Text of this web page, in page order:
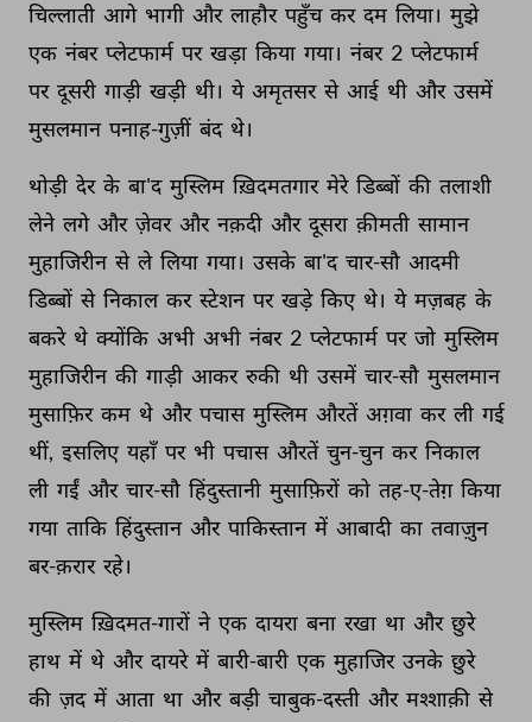
चिल्लाती आगे भागी और लाहौर पहुँच कर दम लिया। मुझे
एक नंबर प्लेटफार्म पर खड़ा किया गया। नंबर 2 प्लेटफार्म
पर दूसरी गाड़ी खड़ी थी। ये अमृतसर से आई थी और उसमें
मुसलमान पनाह-गुज़ीं बंद थे।
थोड़ी देर के बा'द मुस्लिम ख़िदमतगार मेरे डिब्बों की तलाशी
लेने लगे और ज़ेवर और नक़दी और दूसरा क़ीमती सामान
मुहाजिरीन से ले लिया गया। उसके बा'द चार-सौ आदमी
डिब्बों से निकाल कर स्टेशन पर खड़े किए थे। ये मज़बह के
बकरे थे क्योंकि अभी अभी नंबर 2 प्लेटफार्म पर जो मुस्लिम
मुहाजिरीन की गाड़ी आकर रुकी थी उसमें चार-सौ मुसलमान
मुसाफ़िर कम थे और पचास मुस्लिम औरतें अग़वा कर ली गई
थीं, इसलिए यहाँ पर भी पचास औरतें चुन-चुन कर निकाल
ली गईं और चार-सौ हिंदुस्तानी मुसाफ़िरों को तह-ए-तेग़ किया
गया ताकि हिंदुस्तान और पाकिस्तान में आबादी का तवाज़ुन
बर-क़रार रहे।
मुस्लिम ख़िदमत-गारों ने एक दायरा बना रखा था और छुरे
हाथ में थे और दायरे में बारी-बारी एक मुहाजिर उनके छुरे
की ज़द में आता था और बड़ी चाबुक-दस्ती और मश्शाक़ी से